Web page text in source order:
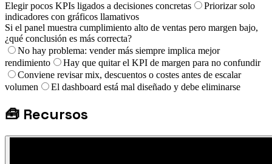
Elegir pocos KPIs ligados a decisiones concretas
Priorizar solo
indicadores con gráficos llamativos
Si el panel muestra cumplimiento alto de ventas pero margen bajo,
¿qué conclusión es más correcta?
No hay problema: vender más siempre implica mejor
rendimiento
Hay que quitar el KPI de margen para no confundir
Conviene revisar mix, descuentos o costes antes de escalar
volumen
El dashboard está mal diseñado y debe eliminarse
🧰 Recursos